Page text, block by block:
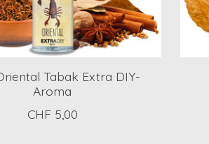
Tabak Extra DIY-
Aroma
CHF 5,00